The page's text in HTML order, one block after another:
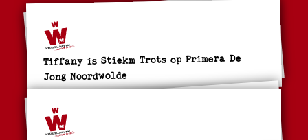
Tiffany is Stiekm Trots op Primera De
Jong Noordwolde